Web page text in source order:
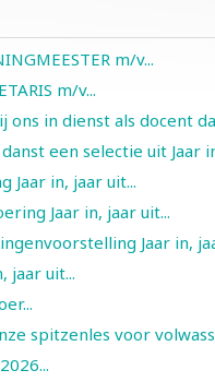
m/v...
m/v...
ons in dienst als docent
een selectie uit Jaar
Jaar in, jaar uit...
Jaar in, jaar uit...
Jaar in,
jaar uit...
spitzenles voor